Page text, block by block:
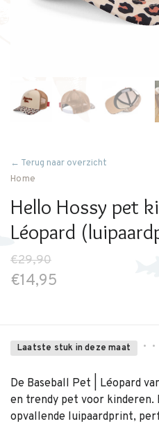
← Terug naar overzicht
Home
Hello Hossy pet
Léopard
€29,90
€14,95
Laatste stuk in deze maat • •
De Baseball Pet | Léopard
en trendy pet voor
opvallende luipaardprint,